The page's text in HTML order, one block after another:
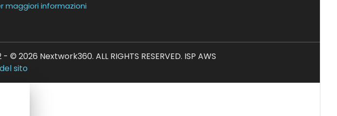
informazioni
Nextwork360. ALL RIGHTS RESERVED. ISP AWS
sito